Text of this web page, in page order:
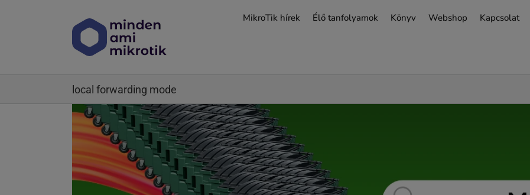
MikroTik hírek Élő tanfolyamok Könyv Webshop Kapcsolat
local forwarding mode